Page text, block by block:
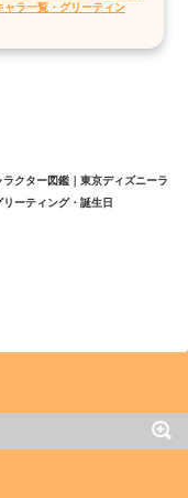
ラ一覧・グリーティン
ラクター図鑑｜東京ディズニーラ
ーティング・誕生日